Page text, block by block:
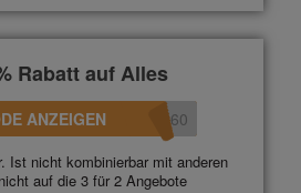
Rabatt auf Alles
ANZEIGEN 360
Ist nicht kombinierbar mit anderen
auf die 3 für 2 Angebote